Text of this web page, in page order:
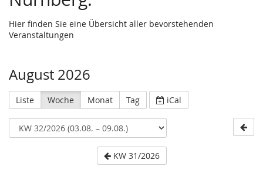
Hier finden Sie eine Übersicht aller bevorstehenden
Veranstaltungen
August 2026
Liste Woche Monat Tag iCal
KW 31/2026